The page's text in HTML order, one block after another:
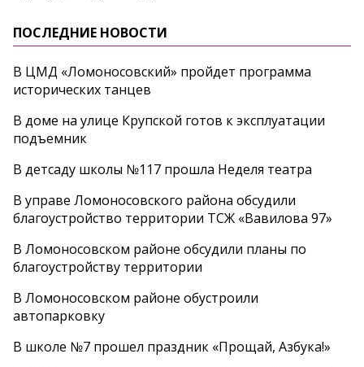
ПОСЛЕДНИЕ НОВОСТИ
В ЦМД «Ломоносовский» пройдет программа
исторических танцев
В доме на улице Крупской готов к эксплуатации
подъемник
В детсаду школы №117 прошла Неделя театра
В управе Ломоносовского района обсудили
благоустройство территории ТСЖ «Вавилова 97»
В Ломоносовском районе обсудили планы по
благоустройству территории
В Ломоносовском районе обустроили
автопарковку
В школе №7 прошел праздник «Прощай, Азбука!»